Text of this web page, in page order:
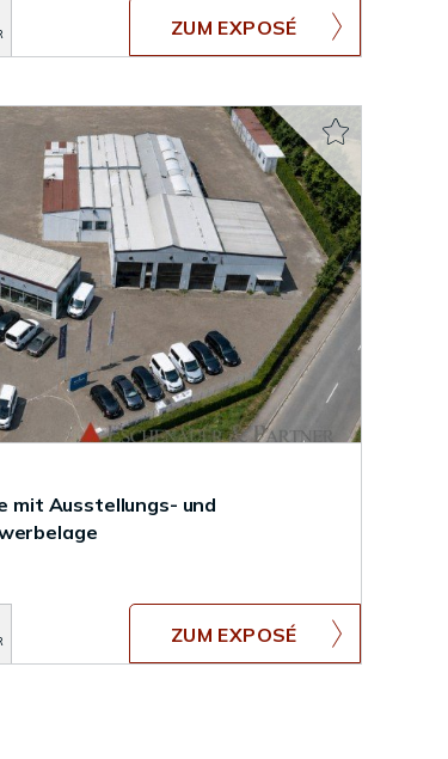
ZUM EXPOSÉ
mit Ausstellungs- und
ZUM EXPOSÉ